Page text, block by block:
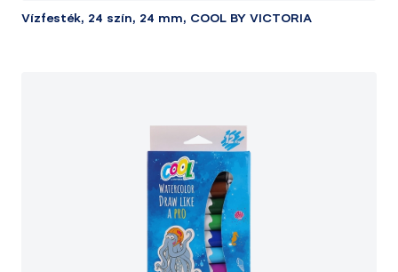
Vízfesték, 24 szín, 24 mm, COOL BY VICTORIA